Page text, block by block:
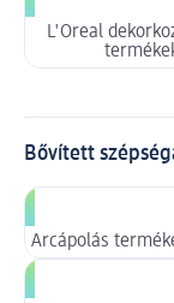
L'Oreal
Bővített
Arcápolás